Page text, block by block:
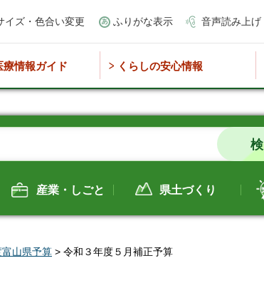
イズ・色合い変更 ふりがな表示 音声読み上げ
療情報ガイド くらしの安心情報
産業・しごと 県土づくり
山県予算 > 令和３年度５月補正予算